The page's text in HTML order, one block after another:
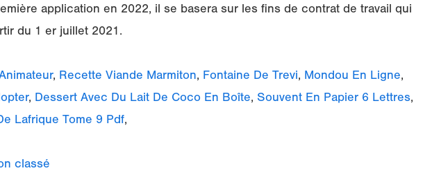
application en 2022, il se basera sur les fins de contrat de travail qui
du 1 er juillet 2021.
, Recette Viande Marmiton, Fontaine De Trevi, Mondou En Ligne,
, Dessert Avec Du Lait De Coco En Boîte, Souvent En Papier 6 Lettres,
Lafrique Tome 9 Pdf,
classé